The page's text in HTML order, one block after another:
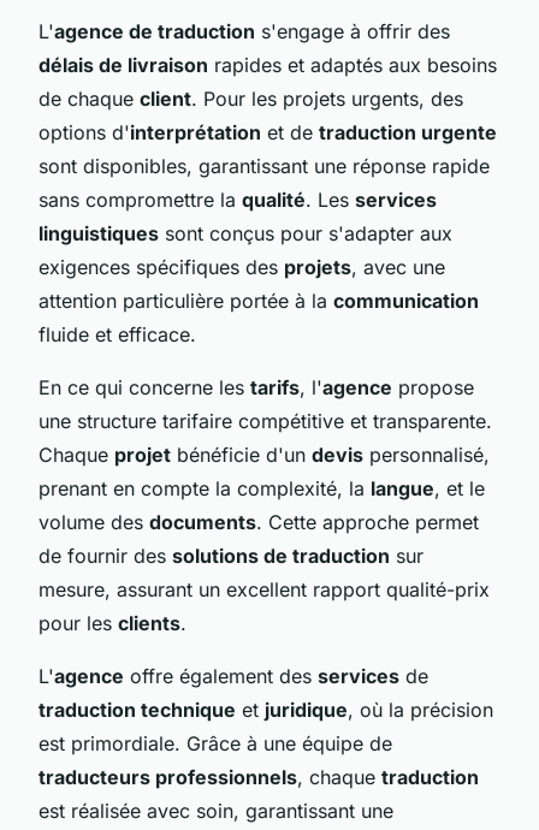
L'agence de traduction s'engage à offrir des
délais de livraison rapides et adaptés aux besoins
de chaque client. Pour les projets urgents, des
options d'interprétation et de traduction urgente
sont disponibles, garantissant une réponse rapide
sans compromettre la qualité. Les services
linguistiques sont conçus pour s'adapter aux
exigences spécifiques des projets, avec une
attention particulière portée à la communication
fluide et efficace.
En ce qui concerne les tarifs, l'agence propose
une structure tarifaire compétitive et transparente.
Chaque projet bénéficie d'un devis personnalisé,
prenant en compte la complexité, la langue, et le
volume des documents. Cette approche permet
de fournir des solutions de traduction sur
mesure, assurant un excellent rapport qualité-prix
pour les clients.
L'agence offre également des services de
traduction technique et juridique, où la précision
est primordiale. Grâce à une équipe de
traducteurs professionnels, chaque traduction
est réalisée avec soin, garantissant une